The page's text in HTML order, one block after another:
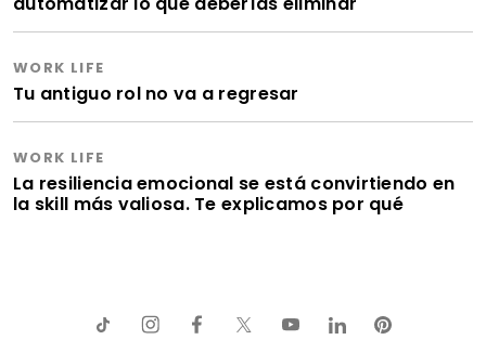
WORK LIFE
Tu antiguo rol no va a regresar
WORK LIFE
La resiliencia emocional se está convirtiendo en
la skill más valiosa. Te explicamos por qué